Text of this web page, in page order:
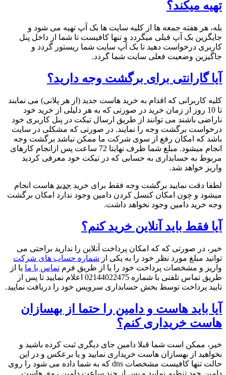
تهیه میکند؟
بله، هر هفته جمعه ها از کلیه سایت ها بک آپ تهیه می شود و
جایگزین بک آپ قبلی میگردد و تنها کافیست تا شما از داخل پنل
کاربری درخواست دهید تا بک آپ سایت شما ریستور گردد و
جاگیزین وضعیت فعلی سایت شما گردد.
آیا گارانتی برای برگشت وجه دارید؟
کلیه کاربرانی که اقدام به خرید هاست جدید (از هر پلانی) می نمایند
تا 10 روز از زمان خرید در صورتی که به هر دلیلی از خرید خود
ناراضی باشند می توانند از طریق ارسال تیکت در پنل کاربری خود
درخواست برگشت وجه را نمایند. در صورتی که مشکلی در سایت
باشد که امکان رفع از سوی شرکت ما ممکن نباشد برگشت وجه
انجام میشود. مبلغ شما ظرف نهایتا 72 ساعت پس ازانجام کارهای
مربوط به حسابداری به حسابی که در تیکت خود معرفی کردید
واریز خواهد شد.
لطفا دقت نمایید برگشت وجه فقط برای خرید جدید هاست انجام
میشود و چون امکان کنسل کردن دامین وجود ندارد امکان برگشت
وجه خرید دامین وجود نخواهد داشت.
آیا فقط باید آنلاین خرید کنم؟
خیر، در صورتی که که امکان پرداخت آنلاین را ندارید براحتی می
توانید مبلغ مورد نظر خود را به یکی از شماره حساب های شرکت
واریز و مشخصات پرداخت خود را یا از طریق فرم تماس با ما یا از
طریق تماس تلفنی با شماره 02144022475 اعلام نمایید تا پس از
تایید پرداخت توسط بخش حسابداری سرویس خود را دریافت نمایید.
آیا باید هاست و دامین را حتما از بهسازان
هاست خریداری کنم؟
خیر، ممکن است شما قبلا دامین جای دیگری ثبت کرده باشید و
بخواهید از بهسازان هاست خریداری نمایید و یا برعکس و در این
حالت تنها کافیست مشخصات dns که به شما داده می شود را روی